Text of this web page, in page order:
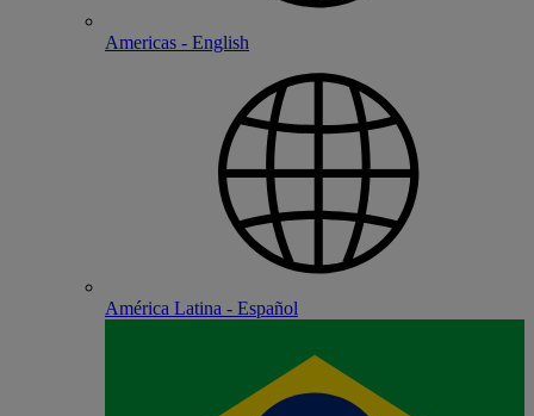
Americas - English
América Latina - Español